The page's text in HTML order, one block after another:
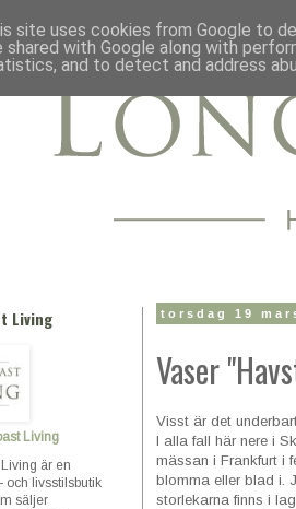
torsdag 19
Vaser
Visst är det
I alla fall här nere i
mässan i Frankfurt i
blomma eller blad i.
storlekarna finns i
Living
Living
är en
och livsstilsbutik
säljer
site uses cookies from Google to
shared with Google along with
and to detect and address